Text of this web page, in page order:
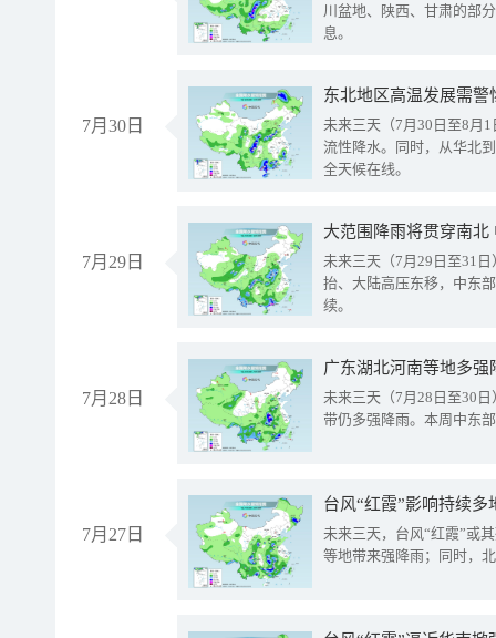
川盆地、陕西、甘肃的部
息。
7月30日
东北地区高温发展需
未来三天（7月30日至8月
流性降水。同时，从华北
全天候在线。
7月29日
大范围降雨将贯穿南
未来三天（7月29日至31
抬、大陆高压东移，中东
续。
7月28日
广东湖北河南等地多
未来三天（7月28日至30
带仍多强降雨。本周中东
7月27日
台风“红霞”影响持续
未来三天，台风“红霞”或
等地带来强降雨；同时，